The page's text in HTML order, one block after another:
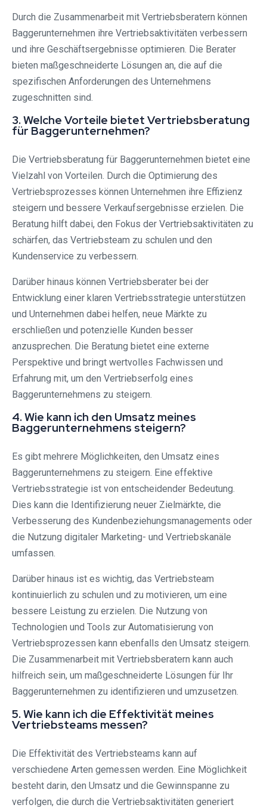
Durch die Zusammenarbeit mit Vertriebsberatern können
Baggerunternehmen ihre Vertriebsaktivitäten verbessern
und ihre Geschäftsergebnisse optimieren. Die Berater
bieten maßgeschneiderte Lösungen an, die auf die
spezifischen Anforderungen des Unternehmens
zugeschnitten sind.
3. Welche Vorteile bietet Vertriebsberatung
für Baggerunternehmen?
Die Vertriebsberatung für Baggerunternehmen bietet eine
Vielzahl von Vorteilen. Durch die Optimierung des
Vertriebsprozesses können Unternehmen ihre Effizienz
steigern und bessere Verkaufsergebnisse erzielen. Die
Beratung hilft dabei, den Fokus der Vertriebsaktivitäten zu
schärfen, das Vertriebsteam zu schulen und den
Kundenservice zu verbessern.
Darüber hinaus können Vertriebsberater bei der
Entwicklung einer klaren Vertriebsstrategie unterstützen
und Unternehmen dabei helfen, neue Märkte zu
erschließen und potenzielle Kunden besser
anzusprechen. Die Beratung bietet eine externe
Perspektive und bringt wertvolles Fachwissen und
Erfahrung mit, um den Vertriebserfolg eines
Baggerunternehmens zu steigern.
4. Wie kann ich den Umsatz meines
Baggerunternehmens steigern?
Es gibt mehrere Möglichkeiten, den Umsatz eines
Baggerunternehmens zu steigern. Eine effektive
Vertriebsstrategie ist von entscheidender Bedeutung.
Dies kann die Identifizierung neuer Zielmärkte, die
Verbesserung des Kundenbeziehungsmanagements oder
die Nutzung digitaler Marketing- und Vertriebskanäle
umfassen.
Darüber hinaus ist es wichtig, das Vertriebsteam
kontinuierlich zu schulen und zu motivieren, um eine
bessere Leistung zu erzielen. Die Nutzung von
Technologien und Tools zur Automatisierung von
Vertriebsprozessen kann ebenfalls den Umsatz steigern.
Die Zusammenarbeit mit Vertriebsberatern kann auch
hilfreich sein, um maßgeschneiderte Lösungen für Ihr
Baggerunternehmen zu identifizieren und umzusetzen.
5. Wie kann ich die Effektivität meines
Vertriebsteams messen?
Die Effektivität des Vertriebsteams kann auf
verschiedene Arten gemessen werden. Eine Möglichkeit
besteht darin, den Umsatz und die Gewinnspanne zu
verfolgen, die durch die Vertriebsaktivitäten generiert